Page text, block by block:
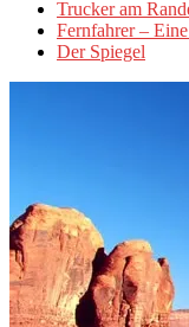
Trucker am
Fernfahrer –
Der Spiegel